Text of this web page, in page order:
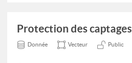
Protection des captages
Donnée Vecteur Public